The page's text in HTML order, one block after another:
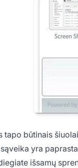
tapo būtinais
yra
išsamų